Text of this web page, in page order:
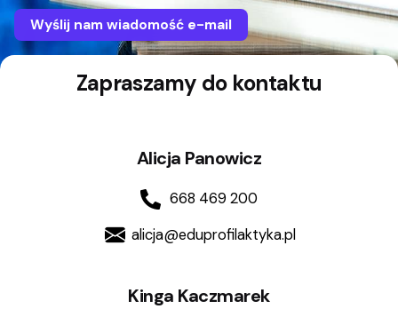
Wyślij nam wiadomość e-mail
Zapraszamy do kontaktu
Alicja Panowicz
668 469 200
alicja@eduprofilaktyka.pl
Kinga Kaczmarek